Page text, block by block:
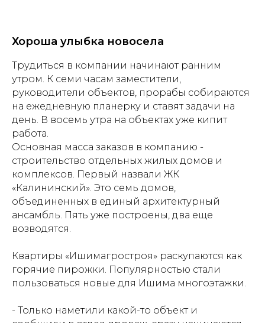
Хороша улыбка новосела
Трудиться в компании начинают ранним
утром. К семи часам заместители,
руководители объектов, прорабы собираются
на ежедневную планерку и ставят задачи на
день. В восемь утра на объектах уже кипит
работа.
Основная масса заказов в компанию -
строительство отдельных жилых домов и
комплексов. Первый назвали ЖК
«Калининский». Это семь домов,
объединенных в единый архитектурный
ансамбль. Пять уже построены, два еще
возводятся.
Квартиры «Ишимагростроя» раскупаются как
горячие пирожки. Популярностью стали
пользоваться новые для Ишима многоэтажки.
- Только наметили какой-то объект и